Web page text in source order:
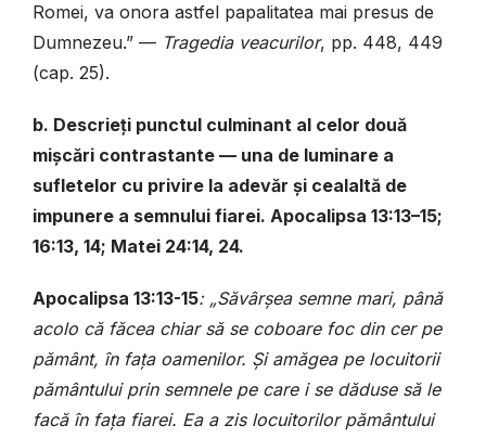
Romei, va onora astfel papalitatea mai presus de
Dumnezeu.” — Tragedia veacurilor, pp. 448, 449
(cap. 25).
b. Descrieți punctul culminant al celor două
mișcări contrastante — una de luminare a
sufletelor cu privire la adevăr și cealaltă de
impunere a semnului fiarei. Apocalipsa 13:13–15;
16:13, 14; Matei 24:14, 24.
Apocalipsa 13:13-15: „Săvârșea semne mari, până
acolo că făcea chiar să se coboare foc din cer pe
pământ, în fața oamenilor. Și amăgea pe locuitorii
pământului prin semnele pe care i se dăduse să le
facă în fața fiarei. Ea a zis locuitorilor pământului